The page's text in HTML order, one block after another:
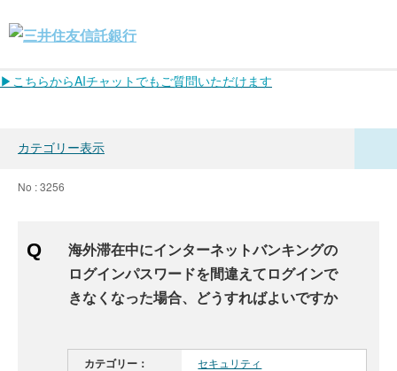
▶こちらからAIチャットでもご質問いただけます
カテゴリー表示
No : 3256
海外滞在中にインターネットバンキングの
ログインパスワードを間違えてログインで
きなくなった場合、どうすればよいですか
カテゴリー：
セキュリティ